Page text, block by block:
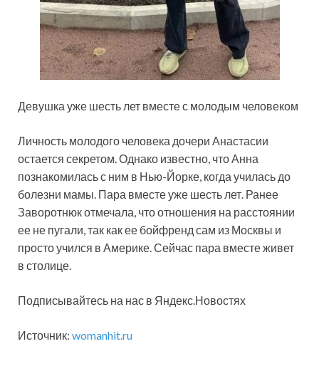
Девушка уже шесть лет вместе с молодым человеком
Личность молодого человека дочери Анастасии
остается секретом. Однако известно, что Анна
познакомилась с ним в Нью-Йорке, когда училась до
болезни мамы. Пара вместе уже шесть лет. Ранее
Заворотнюк отмечала, что отношения на расстоянии
ее не пугали, так как ее бойфренд сам из Москвы и
просто учился в Америке. Сейчас пара вместе живет
в столице.
Подписывайтесь на нас в Яндекс.Новостях
Источник: womanhit.ru